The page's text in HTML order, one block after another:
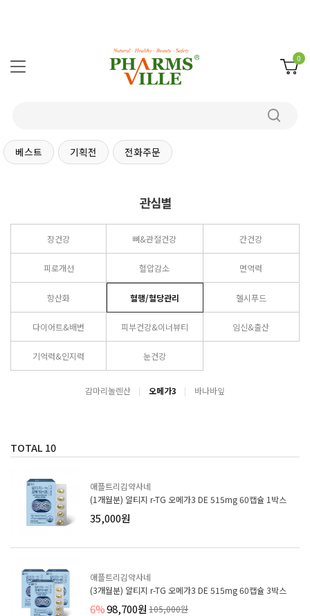
0
베스트 기획전 전화주문
관심별
장건강 뼈&관절건강 간건강
피로개선 혈압감소 면역력
항산화 혈행/혈당관리 헬시푸드
다이어트&배변 피부건강&이너뷰티 임신&출산
기억력&인지력 눈건강
감마리놀렌산 오메가3 바나바잎
TOTAL 10
애플트리김약사네
(1개월분) 알티지 r-TG 오메가3 DE 515mg 60캡슐 1박스
35,000원
애플트리김약사네
(3개월분) 알티지 r-TG 오메가3 DE 515mg 60캡슐 3박스
6%98,700원 105,000원